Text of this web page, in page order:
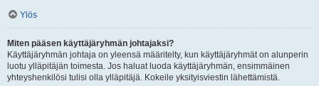
Ylös
Miten pääsen käyttäjäryhmän johtajaksi?
Käyttäjäryhmän johtaja on yleensä määritelty, kun käyttäjäryhmät on alunperin
luotu ylläpitäjän toimesta. Jos haluat luoda käyttäjäryhmän, ensimmäinen
yhteyshenkilösi tulisi olla ylläpitäjä. Kokeile yksityisviestin lähettämistä.